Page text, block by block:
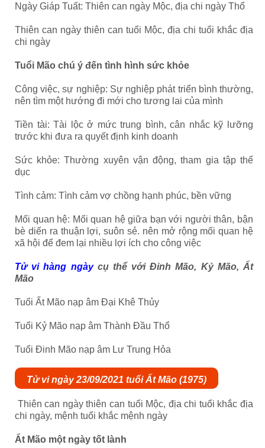
Ngày Giáp Tuất: Thiên can ngày Mộc, địa chi ngày Thổ
Thiên can ngày thiên can tuổi Mộc, địa chi tuổi khắc địa
chi ngày
Tuổi Mão chú ý đến tình hình sức khỏe
Công việc, sự nghiệp: Sự nghiệp phát triển bình thường,
nên tìm một hướng đi mới cho tương lai của mình
Tiền tài: Tài lộc ở mức trung bình, cân nhắc kỹ lưỡng
trước khi đưa ra quyết định kinh doanh
Sức khỏe: Thường xuyên vận động, tham gia tập thể
dục
Tình cảm: Tình cảm vợ chồng hạnh phúc, bền vững
Mối quan hệ: Mối quan hệ giữa bạn với người thân, bận
bè diến ra thuận lợi, suôn sẻ. nên mở rộng mối quan hệ
xã hội để đem lại nhiều lợi ích cho công việc
Tử vi hàng ngàycụ thể với Đinh Mão, Kỷ Mão, Ất
Mão
Tuổi Ất Mão nạp âm Đại Khê Thủy
Tuổi Kỷ Mão nạp âm Thành Đầu Thổ
Tuổi Đinh Mão nạp âm Lư Trung Hỏa
Tử vi ngày 23/09/2021 tuổi Ất Mão (1975)
Thiên can ngày thiên can tuổi Mộc, địa chi tuổi khắc địa
chi ngày, mệnh tuổi khắc mệnh ngày
Ất Mão một ngày tốt lành